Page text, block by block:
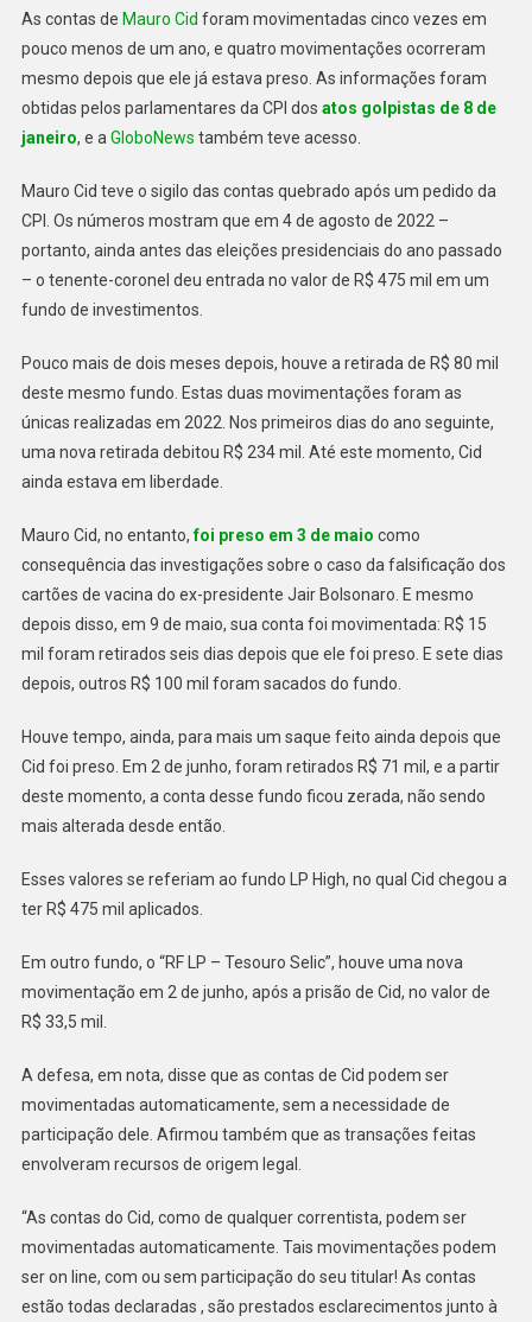
As contas de Mauro Cid foram movimentadas cinco vezes em
pouco menos de um ano, e quatro movimentações ocorreram
mesmo depois que ele já estava preso. As informações foram
obtidas pelos parlamentares da CPI dos atos golpistas de 8 de
janeiro, e aGloboNews também teve acesso.
Mauro Cid teve o sigilo das contas quebrado após um pedido da
CPI. Os números mostram que em 4 de agosto de 2022 –
portanto, ainda antes das eleições presidenciais do ano passado
– o tenente-coronel deu entrada no valor de R$ 475 mil em um
fundo de investimentos.
Pouco mais de dois meses depois, houve a retirada de R$ 80 mil
deste mesmo fundo. Estas duas movimentações foram as
únicas realizadas em 2022. Nos primeiros dias do ano seguinte,
uma nova retirada debitou R$ 234 mil. Até este momento, Cid
ainda estava em liberdade.
Mauro Cid, no entanto,foi preso em 3 de maio como
consequência das investigações sobre o caso da falsificação dos
cartões de vacina do ex-presidente Jair Bolsonaro. E mesmo
depois disso, em 9 de maio, sua conta foi movimentada: R$ 15
mil foram retirados seis dias depois que ele foi preso. E sete dias
depois, outros R$ 100 mil foram sacados do fundo.
Houve tempo, ainda, para mais um saque feito ainda depois que
Cid foi preso. Em 2 de junho, foram retirados R$ 71 mil, e a partir
deste momento, a conta desse fundo ficou zerada, não sendo
mais alterada desde então.
Esses valores se referiam ao fundo LP High, no qual Cid chegou a
ter R$ 475 mil aplicados.
Em outro fundo, o “RF LP – Tesouro Selic”, houve uma nova
movimentação em 2 de junho, após a prisão de Cid, no valor de
R$ 33,5 mil.
A defesa, em nota, disse que as contas de Cid podem ser
movimentadas automaticamente, sem a necessidade de
participação dele. Afirmou também que as transações feitas
envolveram recursos de origem legal.
“As contas do Cid, como de qualquer correntista, podem ser
movimentadas automaticamente. Tais movimentações podem
ser on line, com ou sem participação do seu titular! As contas
estão todas declaradas , são prestados esclarecimentos junto à